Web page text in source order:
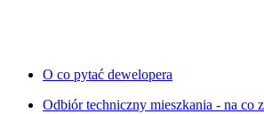
O co pytać dewelopera
Odbiór techniczny mieszkania - na co